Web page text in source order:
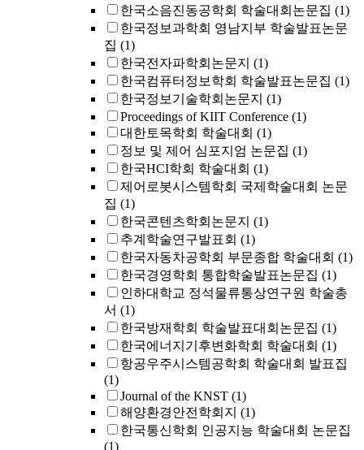
한국소음진동공학회 학술대회논문집 (1)
한국정보과학회 영남지부 학술발표논문
집 (1)
한국전자파학회논문지 (1)
한국컴퓨터정보학회 학술발표논문집 (1)
한국정보기술학회논문지 (1)
Proceedings of KIIT Conference (1)
대한토목학회 학술대회 (1)
정보 및 제어 심포지엄 논문집 (1)
한국HCI학회 학술대회 (1)
제어로봇시스템학회 국제학술대회 논문
집 (1)
한국콘텐츠학회논문지 (1)
추계학술연구발표회 (1)
한국자동차공학회 부문종합 학술대회 (1)
한국경영학회 통합학술발표논문집 (1)
인하대학교 정석물류통상연구원 학술총
서 (1)
한국방재학회 학술발표대회논문집 (1)
한국에너지기후변화학회 학술대회 (1)
항공우주시스템공학회 학술대회 발표집
(1)
Journal of the KNST (1)
해양환경안전학회지 (1)
한국통신학회 인공지능 학술대회 논문집
(1)